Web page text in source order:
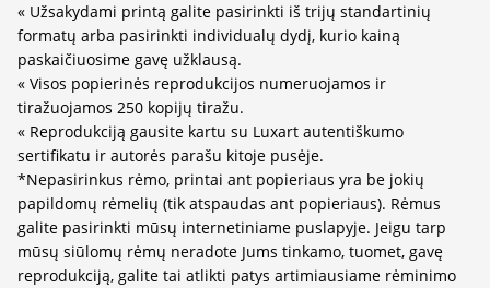
« Užsakydami printą galite pasirinkti iš trijų standartinių
formatų arba pasirinkti individualų dydį, kurio kainą
paskaičiuosime gavę užklausą.
« Visos popierinės reprodukcijos numeruojamos ir
tiražuojamos 250 kopijų tiražu.
« Reprodukciją gausite kartu su Luxart autentiškumo
sertifikatu ir autorės parašu kitoje pusėje.
*Nepasirinkus rėmo, printai ant popieriaus yra be jokių
papildomų rėmelių (tik atspaudas ant popieriaus). Rėmus
galite pasirinkti mūsų internetiniame puslapyje. Jeigu tarp
mūsų siūlomų rėmų neradote Jums tinkamo, tuomet, gavę
reprodukciją, galite tai atlikti patys artimiausiame rėminimo